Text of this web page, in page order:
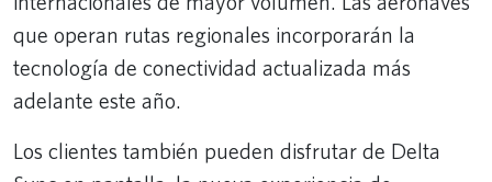
que operan rutas regionales incorporarán la
tecnología de conectividad actualizada más
adelante este año.
Los clientes también pueden disfrutar de Delta